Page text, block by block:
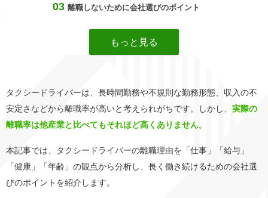
離職しないために会社選びのポイント
タクシードライバーは、長時間勤務や不規則な勤務形態、収入の不
安定さなどから離職率が高いと考えられがちです。しかし、 実際の
離職率は他産業と比べてもそれほど高くありません。
本記事では、タクシードライバーの離職理由を「仕事」「給与」
「健康」「年齢」の観点から分析し、長く働き続けるための会社選
びのポイントを紹介します。